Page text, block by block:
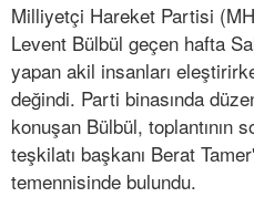
Milliyetçi Hareket Partisi
Levent Bülbül geçen hafta
yapan akil insanları
değindi. Parti binasında
konuşan Bülbül, toplantının
teşkilatı başkanı Berat
temennisinde bulundu.